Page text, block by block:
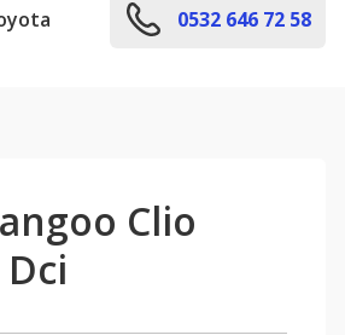
0532 646 72 58
Clio